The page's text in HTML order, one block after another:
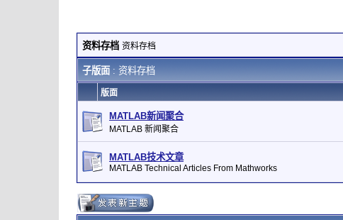
资料存档 资料存档
子版面: 资料存档
版面
MATLAB新闻聚合
MATLAB 新闻聚合
MATLAB技术文章
MATLAB Technical Articles From Mathworks